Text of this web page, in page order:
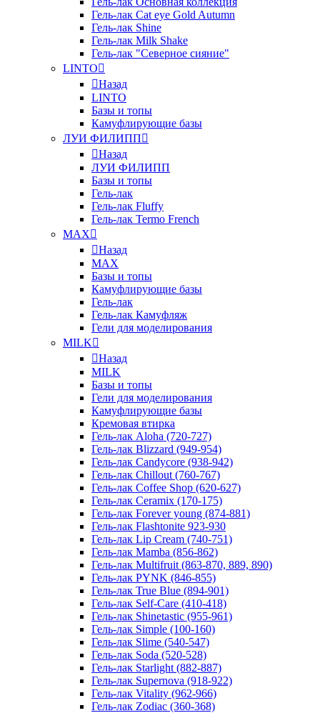
Гель-лак Cat eye Gold Autumn
Гель-лак Shine
Гель-лак Milk Shake
Гель-лак "Северное сияние"
LINTO
Назад
LINTO
Базы и топы
Камуфлирующие базы
ЛУИ ФИЛИПП
Назад
ЛУИ ФИЛИПП
Базы и топы
Гель-лак
Гель-лак Fluffy
Гель-лак Termo French
MAX
Назад
MAX
Базы и топы
Камуфлирующие базы
Гель-лак
Гель-лак Камуфляж
Гели для моделирования
MILK
Назад
MILK
Базы и топы
Гели для моделирования
Камуфлирующие базы
Кремовая втирка
Гель-лак Aloha (720-727)
Гель-лак Blizzard (949-954)
Гель-лак Candycore (938-942)
Гель-лак Chillout (760-767)
Гель-лак Coffee Shop (620-627)
Гель-лак Ceramix (170-175)
Гель-лак Forever young (874-881)
Гель-лак Flashtonite 923-930
Гель-лак Lip Cream (740-751)
Гель-лак Mamba (856-862)
Гель-лак Multifruit (863-870, 889, 890)
Гель-лак PYNK (846-855)
Гель-лак True Blue (894-901)
Гель-лак Self-Care (410-418)
Гель-лак Shinetastic (955-961)
Гель-лак Simple (100-160)
Гель-лак Slime (540-547)
Гель-лак Soda (520-528)
Гель-лак Starlight (882-887)
Гель-лак Supernova (918-922)
Гель-лак Vitality (962-966)
Гель-лак Zodiac (360-368)